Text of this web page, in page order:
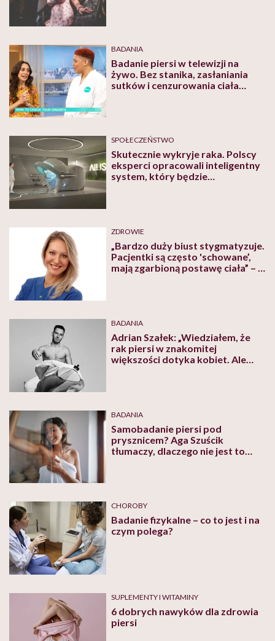
BADANIA
Badanie piersi w telewizji na
żywo. Bez stanika, zasłaniania
sutków i cenzurowania ciała
SPOŁECZEŃSTWO
Skutecznie wykryje raka. Polscy
eksperci opracowali inteligentny
system, który będzie
ZDROWIE
„Bardzo duży biust stygmatyzuje.
Pacjentki są często 'schowane’,
mają zgarbioną postawę ciała” – o
BADANIA
Adrian Szałek: „Wiedziałem, że
rak piersi w znakomitej
większości dotyka kobiet. Ale
BADANIA
Samobadanie piersi pod
prysznicem? Aga Szuścik
tłumaczy, dlaczego nie jest to
CHOROBY
Badanie fizykalne – co to jest i na
czym polega?
SUPLEMENTY I WITAMINY
6 dobrych nawyków dla zdrowia
piersi